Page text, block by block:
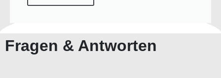
Fragen & Antworten